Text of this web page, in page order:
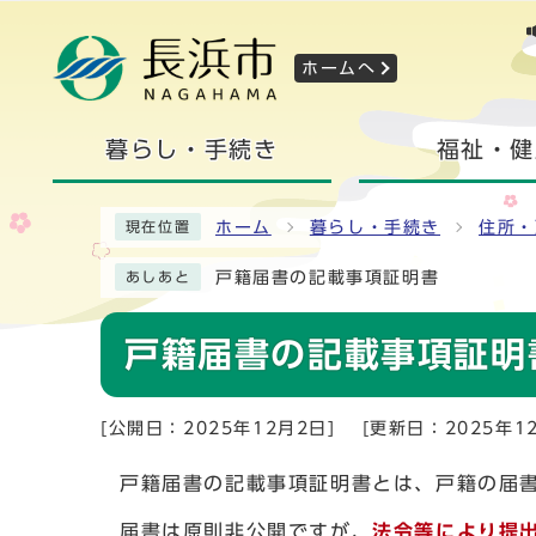
ホームへ
暮らし・手続き 福祉・
現在位置 ホーム 暮らし・手続き 住所
あしあと 戸籍届書の記載事項証明書
戸籍届書の記載事項証明
[公開日：2025年12月2日] [更新日：2025年
戸籍届書の記載事項証明書とは、戸籍の届
届書は原則非公開ですが、法令等により提